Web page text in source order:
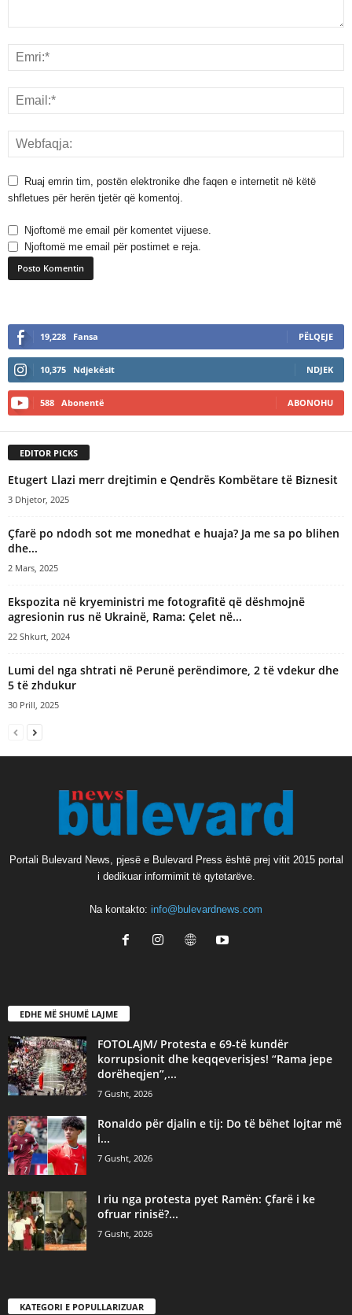
Ruaj emrin tim, postën elektronike dhe faqen e internetit në këtë
shfletues për herën tjetër që komentoj.
Njoftomë me email për komentet vijuese.
Njoftomë me email për postimet e reja.
:
19,228 Fansa PËLQEJE
10,375 Ndjekësit NDJEK
588 Abonentë ABONOHU
EDITOR PICKS
Etugert Llazi merr drejtimin e Qendrës Kombëtare të Biznesit
3 Dhjetor, 2025
Çfarë po ndodh sot me monedhat e huaja? Ja me sa po blihen
dhe...
2 Mars, 2025
Ekspozita në kryeministri me fotografitë që dëshmojnë
agresionin rus në Ukrainë, Rama: Çelet në...
22 Shkurt, 2024
Lumi del nga shtrati në Perunë perëndimore, 2 të vdekur dhe
5 të zhdukur
30 Prill, 2025
Portali Bulevard News, pjesë e Bulevard Press është prej vitit 2015 portal
i dedikuar informimit të qytetarëve.
Na kontakto: info@bulevardnews.com
EDHE MË SHUMË LAJME
FOTOLAJM/ Protesta e 69-të kundër
korrupsionit dhe keqqeverisjes! “Rama jepe
dorëheqjen”,...
7 Gusht, 2026
Ronaldo për djalin e tij: Do të bëhet lojtar më
i...
7 Gusht, 2026
I riu nga protesta pyet Ramën: Çfarë i ke
ofruar rinisë?...
7 Gusht, 2026
KATEGORI E POPULLARIZUAR